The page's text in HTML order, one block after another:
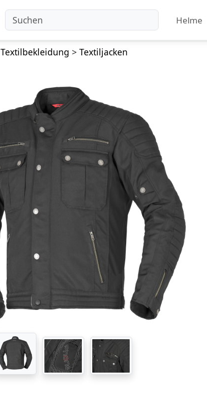
Helme
Textilbekleidung > Textiljacken